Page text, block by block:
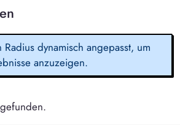
dynamisch angepasst, um
anzuzeigen.